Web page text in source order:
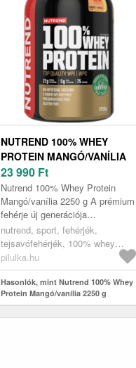
NUTREND 100% WHEY
PROTEIN MANGÓ/VANÍLIA
2250 G
23 990 Ft
Nutrend 100% Whey Protein
Mangó/vanília 2250 g A prémium
fehérje új generációja
továbbfejlesztett formulával. A
kiváló emészthetőséget az
emésztően...
nutrend, sport, fehérjék,
tejsavófehérjék, 100% whey
protein
pilulka.hu
Hasonlók, mint Nutrend 100% Whey
Protein Mangó/vanília 2250 g